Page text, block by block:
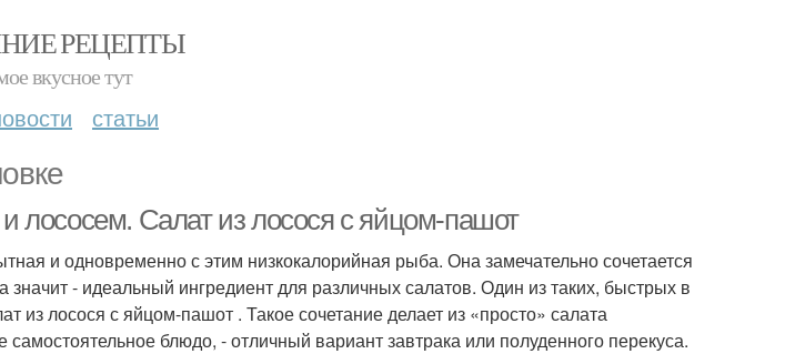
РЕЦЕПТЫ
вкусное тут
статьи
лососем. Салат из лосося с яйцом-пашот
и одновременно с этим низкокалорийная рыба. Она замечательно сочетается
- идеальный ингредиент для различных салатов. Один из таких, быстрых в
из лосося с яйцом-пашот . Такое сочетание делает из «просто» салата
самостоятельное блюдо, - отличный вариант завтрака или полуденного перекуса.